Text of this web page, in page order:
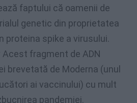
faptului că oamenii de
genetic din proprietatea
proteina spike a virusului.
fragment de ADN
brevetată de Moderna (unul
ai vaccinului) cu mult
pandemiei.